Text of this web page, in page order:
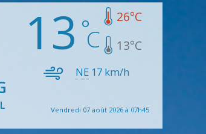
13 26°C
13°C
NE 17 km/h
Vendredi 07 août 2026 à 07h45